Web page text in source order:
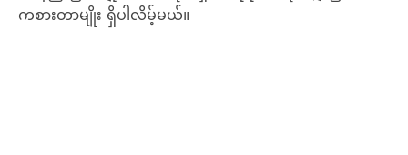
ကစားတာမျိုး ရှိပါလိမ့်မယ်။